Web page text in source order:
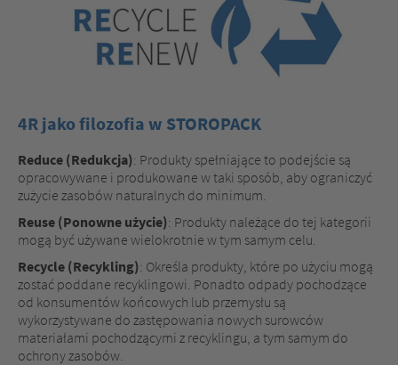
4R jako filozofia w STOROPACK
Reduce (Redukcja): Produkty spełniające to podejście są
opracowywane i produkowane w taki sposób, aby ograniczyć
zużycie zasobów naturalnych do minimum.
Reuse (Ponowne użycie): Produkty należące do tej kategorii
mogą być używane wielokrotnie w tym samym celu.
Recycle (Recykling): Określa produkty, które po użyciu mogą
zostać poddane recyklingowi. Ponadto odpady pochodzące
od konsumentów końcowych lub przemysłu są
wykorzystywane do zastępowania nowych surowców
materiałami pochodzącymi z recyklingu, a tym samym do
ochrony zasobów.